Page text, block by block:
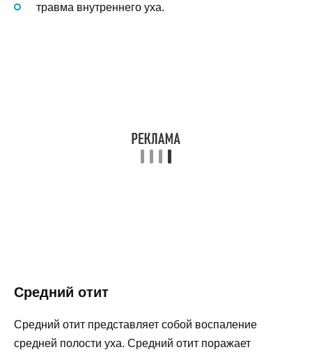
травма внутреннего уха.
Средний отит
Средний отит представляет собой воспаление
средней полости уха. Средний отит поражает